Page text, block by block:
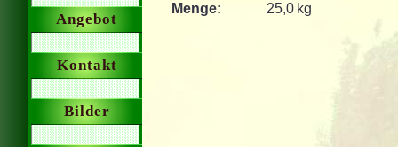
Angebot
Kontakt
Bilder
Menge: 25,0 kg